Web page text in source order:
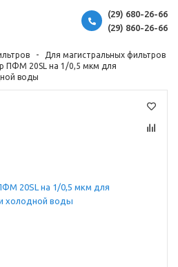
(29) 680-26-66
(29) 860-26-66
Для магистральных фильтров
ПФМ 20SL на 1/0,5 мкм для
воды